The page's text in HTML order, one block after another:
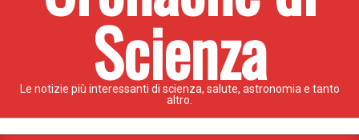
Scienza
Le notizie più interessanti di scienza, salute, astronomia e tanto
altro.